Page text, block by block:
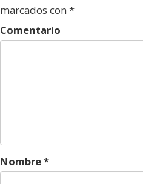
marcados con *
Comentario
Nombre*